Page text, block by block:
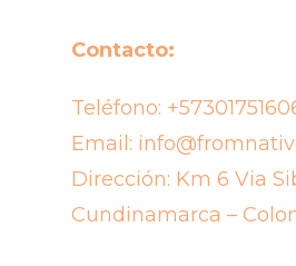
Contacto:
Teléfono:
Email:
Dirección: Km 6 Via
Cundinamarca –